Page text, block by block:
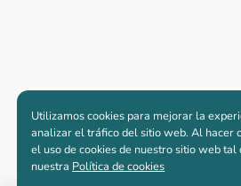
Utilizamos cookies para mejorar la
analizar el tráfico del sitio web. Al hacer
el uso de cookies de nuestro sitio web tal
nuestra Política de cookies